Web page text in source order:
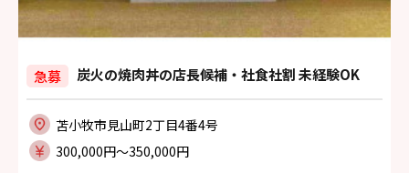
急募 炭火の焼肉丼の店長候補・社食社割 未経験OK
苫小牧市見山町2丁目4番4号
300,000円〜350,000円